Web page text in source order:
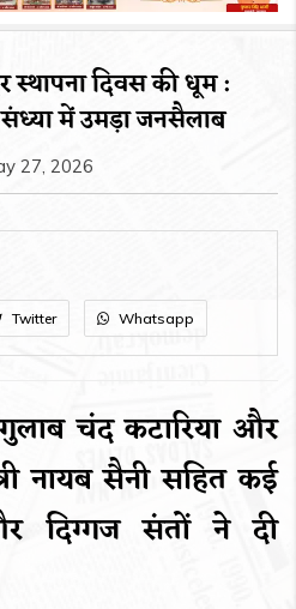
स्थापना दिवस की धूम :
में उमड़ा जनसैलाब
27, 2026
Twitter Whatsapp
चंद कटारिया और
नायब सैनी सहित कई
दिग्गज संतों ने दी